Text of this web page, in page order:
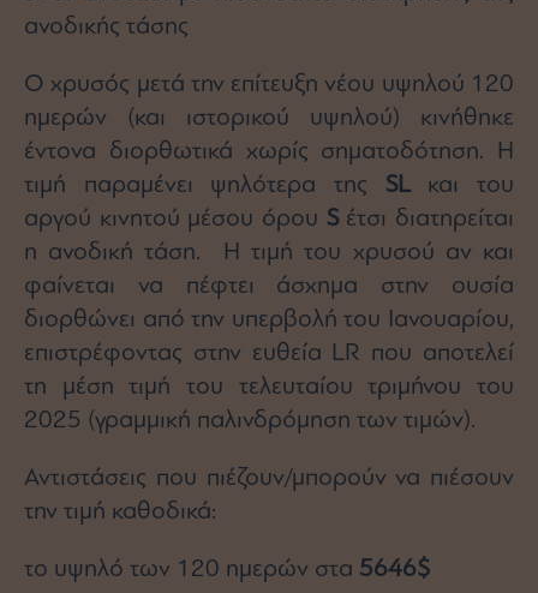
ανοδικής τάσης
Ο χρυσός μετά την επίτευξη νέου υψηλού 120
ημερών (και ιστορικού υψηλού) κινήθηκε
έντονα διορθωτικά χωρίς σηματοδότηση. Η
τιμή παραμένει ψηλότερα της SLκαι του
αργού κινητού μέσου όρου Sέτσι διατηρείται
η ανοδική τάση. Η τιμή του χρυσού αν και
φαίνεται να πέφτει άσχημα στην ουσία
διορθώνει από την υπερβολή τoυ Ιανουαρίου,
επιστρέφοντας στην ευθεία LR που αποτελεί
τη μέση τιμή του τελευταίου τριμήνου του
2025 (γραμμική παλινδρόμηση των τιμών).
Αντιστάσεις που πιέζουν/μπορούν να πιέσουν
την τιμή καθοδικά:
το υψηλό των 120 ημερών στα 5646$